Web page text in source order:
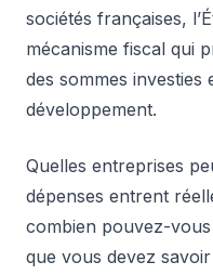
sociétés françaises,
mécanisme fiscal qui
des sommes
développement.
Quelles entreprises
dépenses entrent
combien pouvez-
que vous devez